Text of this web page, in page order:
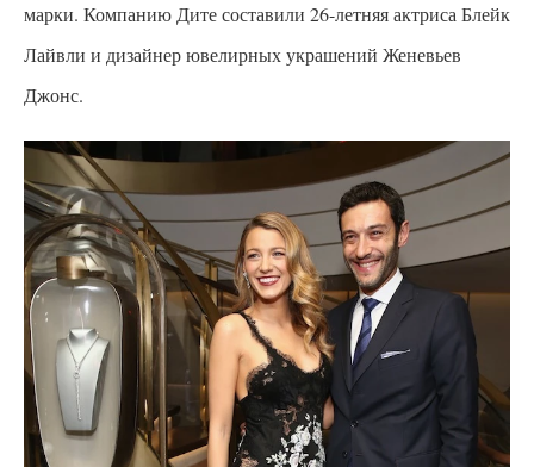
марки. Компанию Дите составили 26-летняя актриса Блейк
Лайвли и дизайнер ювелирных украшений Женевьев
Джонс.